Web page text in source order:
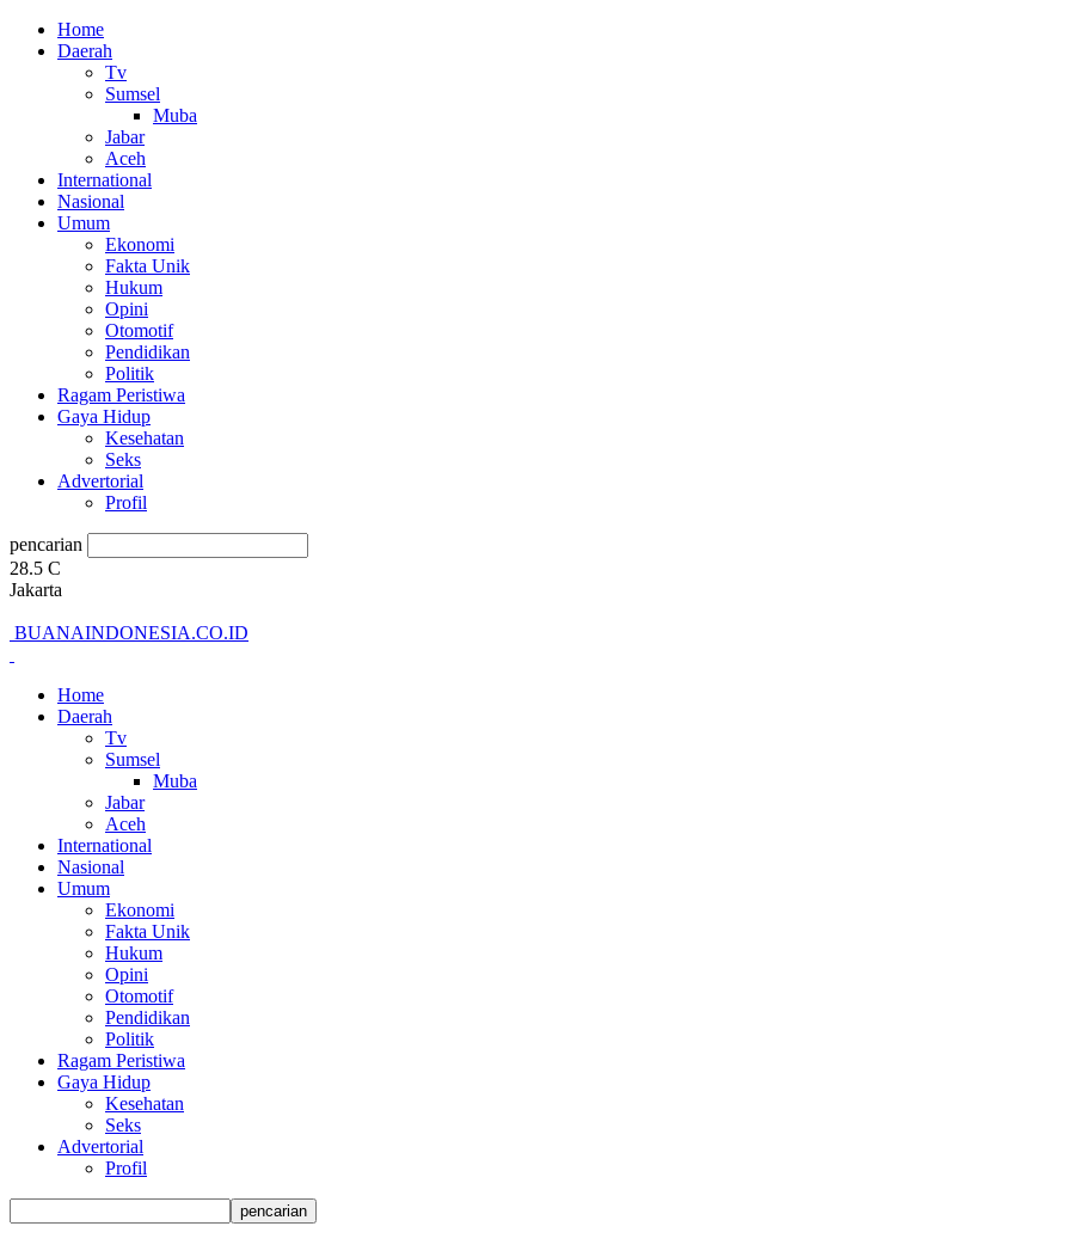
Home
Daerah
Tv
Sumsel
Muba
Jabar
Aceh
International
Nasional
Umum
Ekonomi
Fakta Unik
Hukum
Opini
Otomotif
Pendidikan
Politik
Ragam Peristiwa
Gaya Hidup
Kesehatan
Seks
Advertorial
Profil
pencarian
28.5 C
Jakarta
BUANAINDONESIA.CO.ID
Home
Daerah
Tv
Sumsel
Muba
Jabar
Aceh
International
Nasional
Umum
Ekonomi
Fakta Unik
Hukum
Opini
Otomotif
Pendidikan
Politik
Ragam Peristiwa
Gaya Hidup
Kesehatan
Seks
Advertorial
Profil